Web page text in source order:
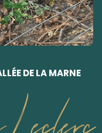
DE LA MARNE